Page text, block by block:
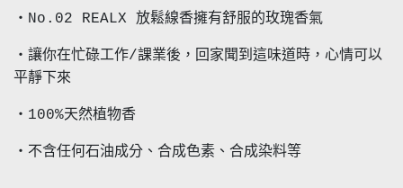
・No.02 REALX 放鬆線香擁有舒服的玫瑰香氣
・讓你在忙碌工作/課業後，回家聞到這味道時，心情可以
平靜下來
・100%天然植物香
・不含任何石油成分、合成色素、合成染料等